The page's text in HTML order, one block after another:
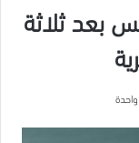
بعد ثلاثة